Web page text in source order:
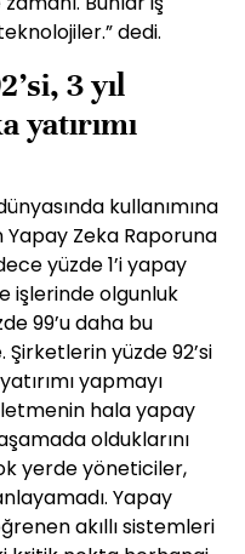
dedi.
3 yıl
yatırımı
kullanımına
Yapay Zeka Raporuna
yüzde 1’i yapay
işlerinde olgunluk
99’u daha bu
yüzde 92’si
yapmayı
hala yapay
olduklarını
yerde yöneticiler,
Yapay
akıllı sistemleri